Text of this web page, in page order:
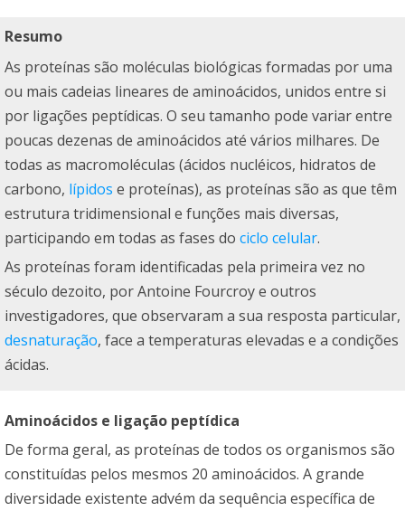
Resumo
As proteínas são moléculas biológicas formadas por uma
ou mais cadeias lineares de aminoácidos, unidos entre si
por ligações peptídicas. O seu tamanho pode variar entre
poucas dezenas de aminoácidos até vários milhares. De
todas as macromoléculas (ácidos nucléicos, hidratos de
carbono, lípidos e proteínas), as proteínas são as que têm
estrutura tridimensional e funções mais diversas,
participando em todas as fases do ciclo celular.
As proteínas foram identificadas pela primeira vez no
século dezoito, por Antoine Fourcroy e outros
investigadores, que observaram a sua resposta particular,
desnaturação, face a temperaturas elevadas e a condições
ácidas.
Aminoácidos e ligação peptídica
De forma geral, as proteínas de todos os organismos são
constituídas pelos mesmos 20 aminoácidos. A grande
diversidade existente advém da sequência específica de